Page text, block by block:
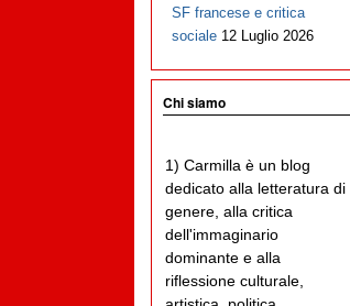
SF francese e critica
sociale 12 Luglio 2026
Chi siamo
1) Carmilla è un blog
dedicato alla letteratura di
genere, alla critica
dell'immaginario
dominante e alla
riflessione culturale,